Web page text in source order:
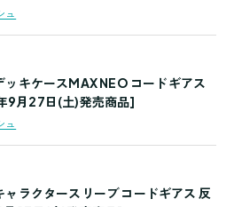
ュ
ュ
ッキケースMAX NEO コードギアス
9月27日(土)発売商品]
ャラクタースリーブ コードギアス 反